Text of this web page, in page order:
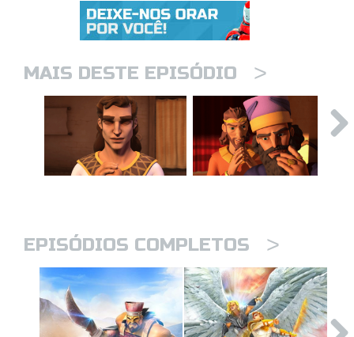
MAIS DESTE EPISÓDIO >
EPISÓDIOS COMPLETOS >